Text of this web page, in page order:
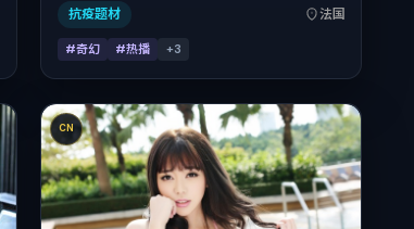
2016年8月28日于法国首映（暑期档），片长
抗疫题材 法国
#奇幻 #热播 +3
CN